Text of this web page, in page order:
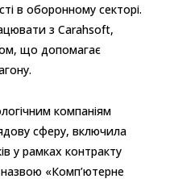
в оборонному секторі.
з Carahsoft,
що допомагає
компаніям
сферу, включила
у рамках контракту
«Комп’ютерне